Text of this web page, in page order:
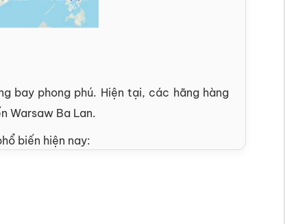
bay phong phú. Hiện tại, các hãng hàng
Warsaw Ba Lan.
biến hiện nay: